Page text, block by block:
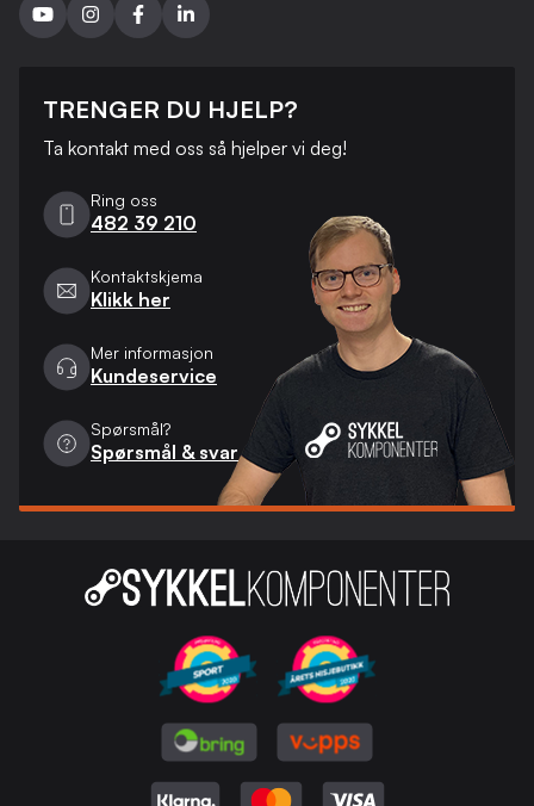
TRENGER DU HJELP?
Ta kontakt med oss ​​så hjelper vi deg!
Ring oss
482 39 210
Kontaktskjema
Klikk her
Mer informasjon
Kundeservice
Spørsmål?
Spørsmål & svar